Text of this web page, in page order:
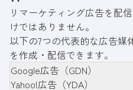
リマーケティング広告を配
けではありません。
以下の7つの代表的な広告
を作成・配信できます。
Google広告（GDN）
Yahoo!広告（YDA）